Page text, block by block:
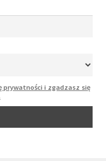
i zgadzasz się